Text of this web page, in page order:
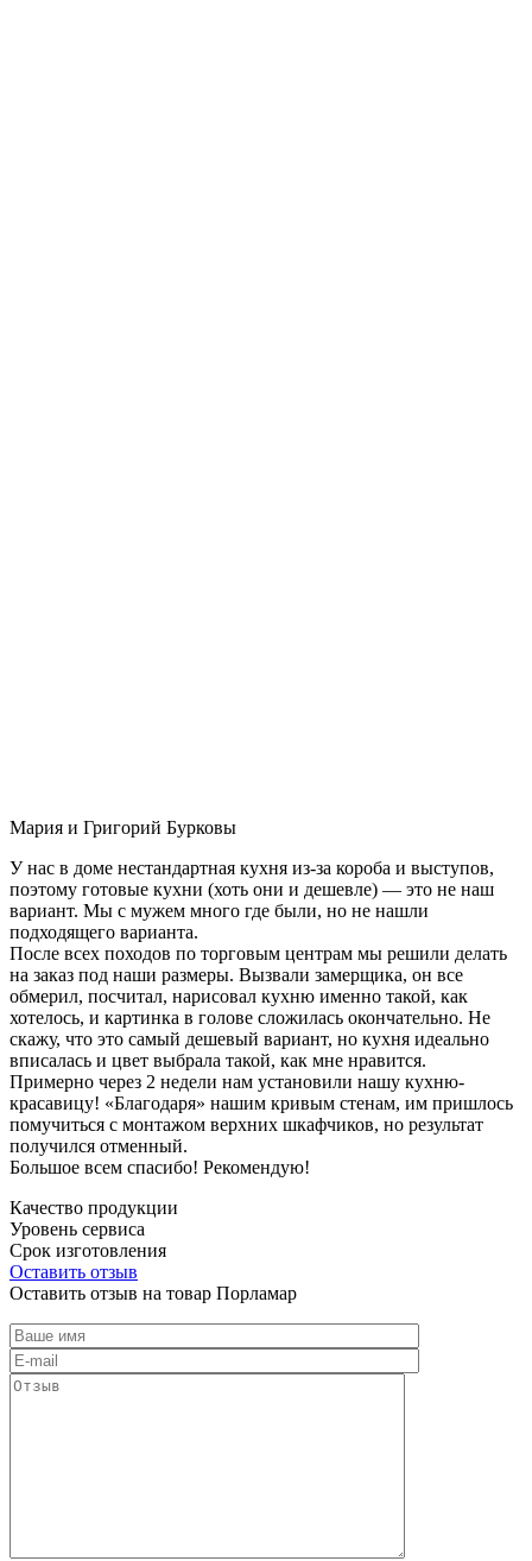
Мария и Григорий Бурковы
У нас в доме нестандартная кухня из-за короба и выступов,
поэтому готовые кухни (хоть они и дешевле) — это не наш
вариант. Мы с мужем много где были, но не нашли
подходящего варианта.
После всех походов по торговым центрам мы решили делать
на заказ под наши размеры. Вызвали замерщика, он все
обмерил, посчитал, нарисовал кухню именно такой, как
хотелось, и картинка в голове сложилась окончательно. Не
скажу, что это самый дешевый вариант, но кухня идеально
вписалась и цвет выбрала такой, как мне нравится.
Примерно через 2 недели нам установили нашу кухню-
красавицу! «Благодаря» нашим кривым стенам, им пришлось
помучиться с монтажом верхних шкафчиков, но результат
получился отменный.
Большое всем спасибо! Рекомендую!
Качество продукции
Уровень сервиса
Срок изготовления
Оставить отзыв
Оставить отзыв на товар Порламар